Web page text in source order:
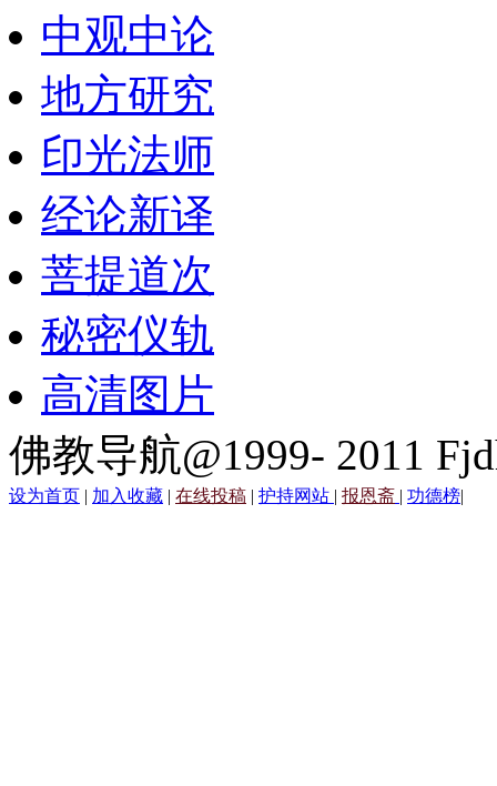
中观中论
地方研究
印光法师
经论新译
菩提道次
秘密仪轨
高清图片
佛教导航@1999- 2011
设为首页 | 加入收藏 | 在线投稿 | 护持网站 | 报恩斋 | 功德榜|